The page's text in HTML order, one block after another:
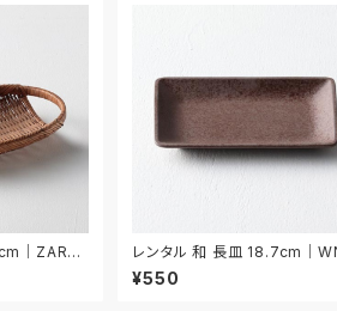
｜ZAR02
レンタル 和 長皿 18.7cm｜
028
¥550